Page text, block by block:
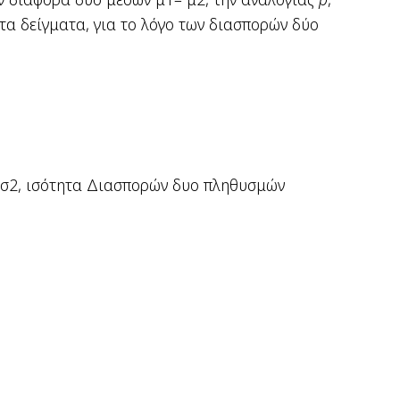
δείγματα, για το λόγο των διασπορών δύο
2, ισότητα Διασπορών δυο πληθυσμών